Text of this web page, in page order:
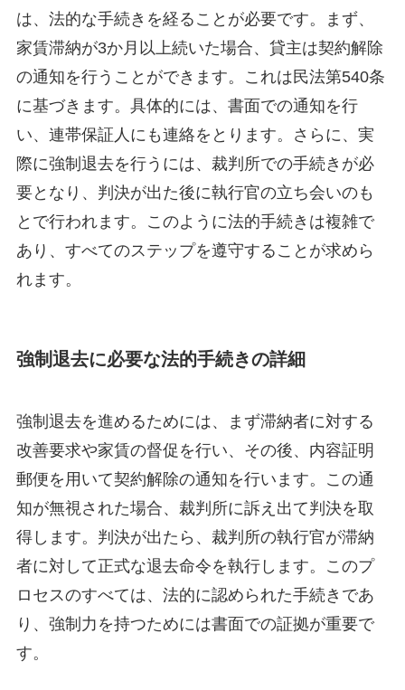
は、法的な手続きを経ることが必要です。まず、
家賃滞納が3か月以上続いた場合、貸主は契約解除
の通知を行うことができます。これは民法第540条
に基づきます。具体的には、書面での通知を行
い、連帯保証人にも連絡をとります。さらに、実
際に強制退去を行うには、裁判所での手続きが必
要となり、判決が出た後に執行官の立ち会いのも
とで行われます。このように法的手続きは複雑で
あり、すべてのステップを遵守することが求めら
れます。
強制退去に必要な法的手続きの詳細
強制退去を進めるためには、まず滞納者に対する
改善要求や家賃の督促を行い、その後、内容証明
郵便を用いて契約解除の通知を行います。この通
知が無視された場合、裁判所に訴え出て判決を取
得します。判決が出たら、裁判所の執行官が滞納
者に対して正式な退去命令を執行します。このプ
ロセスのすべては、法的に認められた手続きであ
り、強制力を持つためには書面での証拠が重要で
す。